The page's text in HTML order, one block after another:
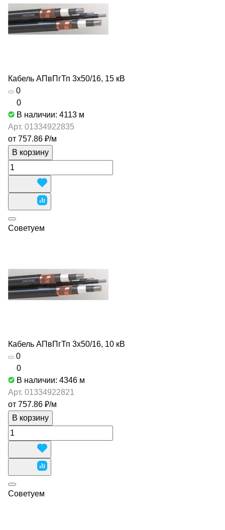
Кабель АПвПгТп 3х50/16, 15 кВ
0
0
В наличии: 4113 м
Арт. 01334922835
от 757.86 ₽/м
В корзину
Советуем
Кабель АПвПгТп 3х50/16, 10 кВ
0
0
В наличии: 4346 м
Арт. 01334922821
от 757.86 ₽/м
В корзину
Советуем